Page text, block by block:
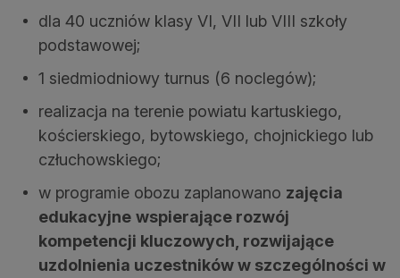
dla 40 uczniów klasy VI, VII lub VIII szkoły
podstawowej;
1 siedmiodniowy turnus (6 noclegów);
realizacja na terenie powiatu kartuskiego,
kościerskiego, bytowskiego, chojnickiego lub
człuchowskiego;
w programie obozu zaplanowano zajęcia
edukacyjne wspierające rozwój
kompetencji kluczowych, rozwijające
uzdolnienia uczestników w szczególności w